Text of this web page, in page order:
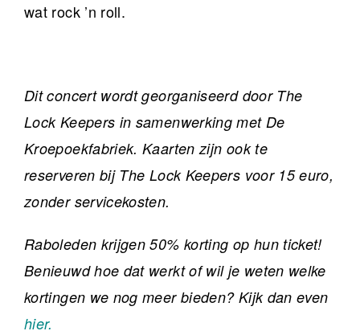
wat rock ’n roll.
Dit concert wordt georganiseerd door The
Lock Keepers in samenwerking met De
Kroepoekfabriek. Kaarten zijn ook te
reserveren bij The Lock Keepers voor 15 euro,
zonder servicekosten.
Raboleden krijgen 50% korting op hun ticket!
Benieuwd hoe dat werkt of wil je weten welke
kortingen we nog meer bieden? Kijk dan even
hier.